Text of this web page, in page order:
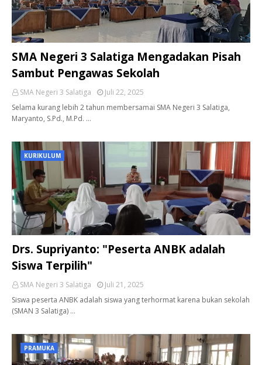
SMA Negeri 3 Salatiga Mengadakan Pisah
Sambut Pengawas Sekolah
SMA Negeri 3 Salatiga
Juli 22, 2025
Selama kurang lebih 2 tahun membersamai SMA Negeri 3 Salatiga,
Maryanto, S.Pd., M.Pd. …
KURIKULUM
Drs. Supriyanto: "Peserta ANBK adalah
Siswa Terpilih"
SMA Negeri 3 Salatiga
Juli 21, 2025
Siswa peserta ANBK adalah siswa yang terhormat karena bukan sekolah
(SMAN 3 Salatiga) …
PRAMUKA